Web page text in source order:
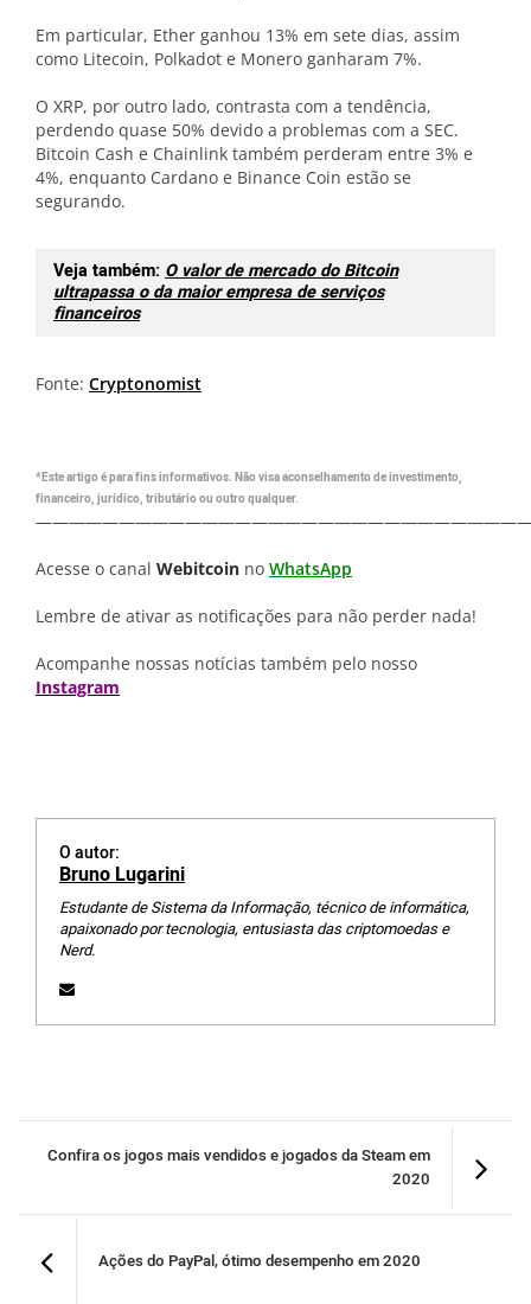
Em particular, Ether ganhou 13% em sete dias, assim
como Litecoin, Polkadot e Monero ganharam 7%.
O XRP, por outro lado, contrasta com a tendência,
perdendo quase 50% devido a problemas com a SEC.
Bitcoin Cash e Chainlink também perderam entre 3% e
4%, enquanto Cardano e Binance Coin estão se
segurando.
Veja também: O valor de mercado do Bitcoin
ultrapassa o da maior empresa de serviços
financeiros
Fonte: Cryptonomist
*Este artigo é para fins informativos. Não visa aconselhamento de investimento,
financeiro, jurídico, tributário ou outro qualquer.
Acesse o canal Webitcoin no WhatsApp
Lembre de ativar as notificações para não perder nada!
Acompanhe nossas notícias também pelo nosso
Instagram
O autor:
Bruno Lugarini
Estudante de Sistema da Informação, técnico de informática,
apaixonado por tecnologia, entusiasta das criptomoedas e
Nerd.
Confira os jogos mais vendidos e jogados da Steam em
2020
Ações do PayPal, ótimo desempenho em 2020